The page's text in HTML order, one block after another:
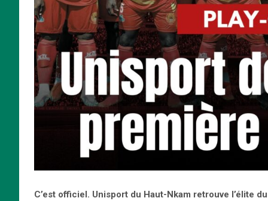
C’est officiel. Unisport du Haut-Nkam retrouve l’élite